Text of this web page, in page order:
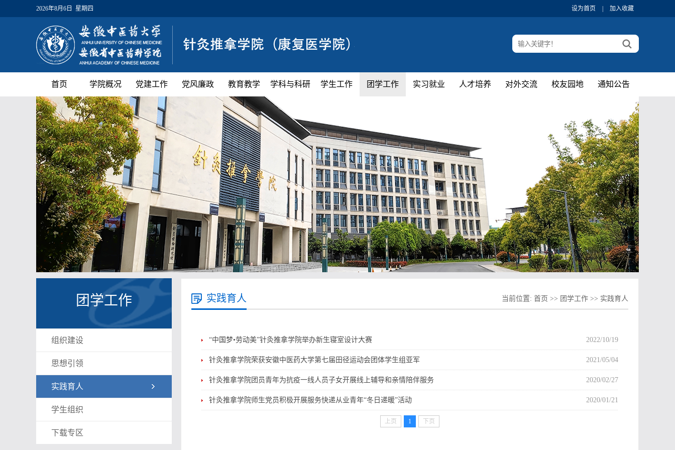
2026年8月6日 星期四 设为首页 加入收藏
首页 学院概况 党建工作 党风廉政 教育教学 学科与科研 学生工作 团学工作 实习就业 人才培养 对外交流 校友园地 通知公告
团学工作
组织建设
思想引领
实践育人
学生组织
下载专区
实践育人 当前位置: 首页 >> 团学工作 >> 实践育人
“中国梦•劳动美”针灸推拿学院举办新生寝室设计大赛 2022/10/19
针灸推拿学院荣获安徽中医药大学第七届田径运动会团体学生组亚军 2021/05/04
针灸推拿学院团员青年为抗疫一线人员子女开展线上辅导和亲情陪伴服务 2020/02/27
针灸推拿学院师生党员积极开展服务快递从业青年“冬日递暖”活动 2020/01/21
上页 1 下页